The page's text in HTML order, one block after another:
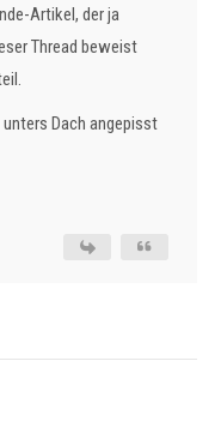
Artikel, der ja
Thread beweist
Dach angepisst